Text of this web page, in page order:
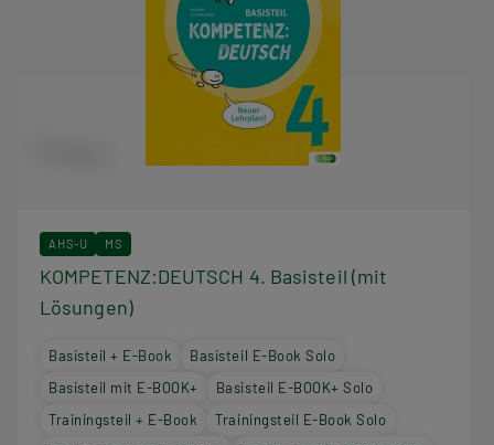
AHS-U MS
KOMPETENZ:DEUTSCH 4. Basisteil (mit
Lösungen)
Basisteil + E-Book
Basisteil E-Book Solo
Basisteil mit E-BOOK+
Basisteil E-BOOK+ Solo
Trainingsteil + E-Book
Trainingsteil E-Book Solo